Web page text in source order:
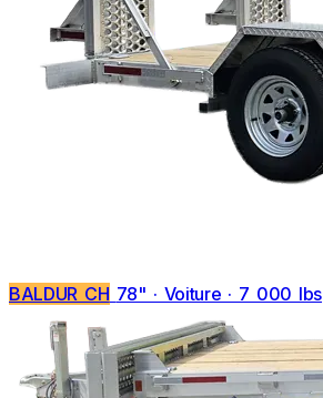
BALDUR CH 78" · Voiture · 7 000 lbs